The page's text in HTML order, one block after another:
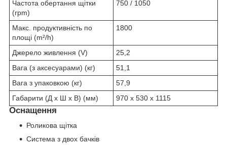
Частота обертання щітки
(rpm)
750 / 1050
Макс. продуктивність по
площі (m²/h)
1800
Джерело живлення (V)
25,2
Вага (з аксесуарами) (кг)
51,1
Вага з упаковкою (кг)
57,9
Габарити (Д х Ш х В) (мм)
970 x 530 x 1115
Оснащення
Роликова щітка
Система з двох бачків